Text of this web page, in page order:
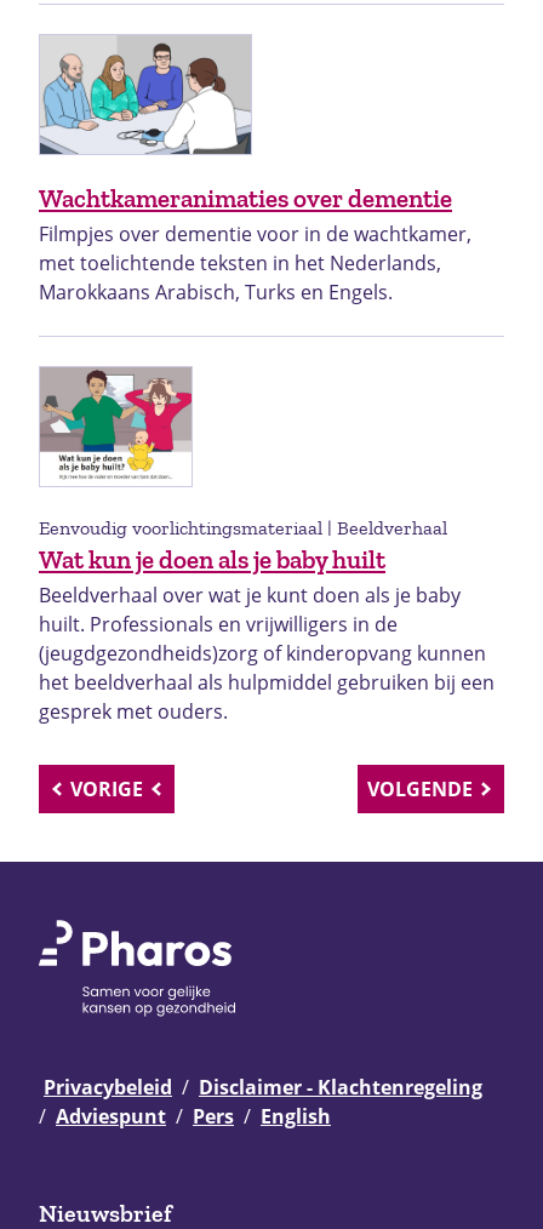
Wachtkameranimaties over dementie
Filmpjes over dementie voor in de wachtkamer,
met toelichtende teksten in het Nederlands,
Marokkaans Arabisch, Turks en Engels.
Wat kun je doen als je baby huilt
Eenvoudig voorlichtingsmateriaal | Beeldverhaal
Beeldverhaal over wat je kunt doen als je baby
huilt. Professionals en vrijwilligers in de
(jeugdgezondheids)zorg of kinderopvang kunnen
het beeldverhaal als hulpmiddel gebruiken bij een
gesprek met ouders.
VORIGE VOLGENDE
Privacybeleid
Disclaimer - Klachtenregeling
Adviespunt
Pers English
Nieuwsbrief